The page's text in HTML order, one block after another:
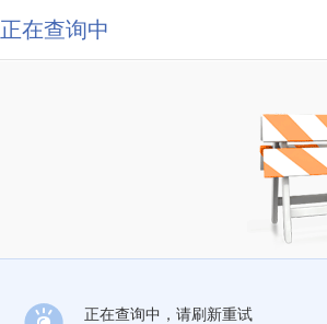
正在查询中
正在查询中，请刷新重试